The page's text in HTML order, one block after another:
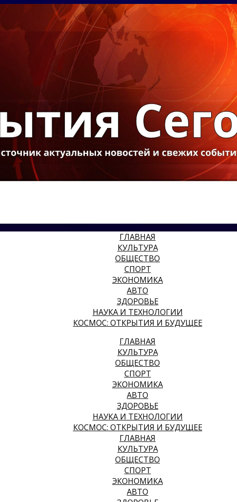
ГЛАВНАЯ
КУЛЬТУРА
ОБЩЕСТВО
СПОРТ
ЭКОНОМИКА
АВТО
ЗДОРОВЬЕ
НАУКА И ТЕХНОЛОГИИ
КОСМОС: ОТКРЫТИЯ И БУДУЩЕЕ
ГЛАВНАЯ
КУЛЬТУРА
ОБЩЕСТВО
СПОРТ
ЭКОНОМИКА
АВТО
ЗДОРОВЬЕ
НАУКА И ТЕХНОЛОГИИ
КОСМОС: ОТКРЫТИЯ И БУДУЩЕЕ
ГЛАВНАЯ
КУЛЬТУРА
ОБЩЕСТВО
СПОРТ
ЭКОНОМИКА
АВТО